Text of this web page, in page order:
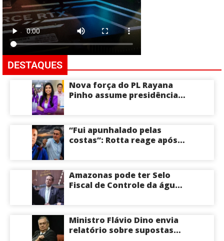
DESTAQUES
Nova força do PL Rayana
Pinho assume presidência
como nome competitivo
para a ALEAM
“Fui apunhalado pelas
costas”: Rotta reage após
o Senado pelo Amazonas;
veja
Amazonas pode ter Selo
Fiscal de Controle da água
Ministro Flávio Dino envia
relatório sobre supostas